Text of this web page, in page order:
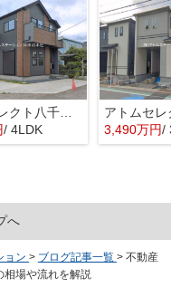
アトムセレクト八千代市大和田新田２期１号棟
/ 4LDK 3,490万円/
へ
ョン > ブログ記事一覧 > 不動産
相場や流れを解説